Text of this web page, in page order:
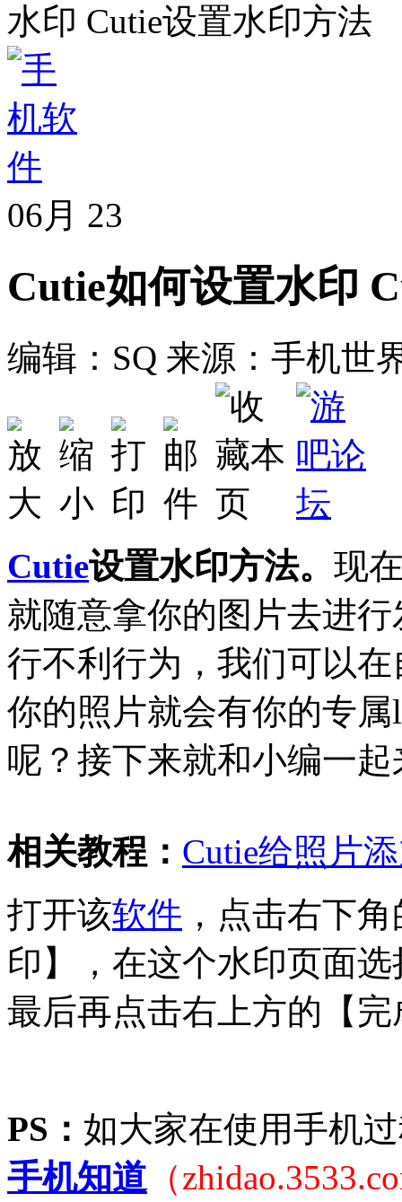
水印 Cutie设置水印方法
06月 23
Cutie如何设置水印
编辑：SQ 来源：手机世
Cutie设置水印方法。 现
就随意拿你的图片去进
行不利行为，我们可以
你的照片就会有你的专
呢？接下来就和小编一起
相关教程： Cutie给照片
打开该软件 ，点击右下
印】，在这个水印页面
最后再点击右上方的【
PS： 如大家在使用手机
手机知道 （